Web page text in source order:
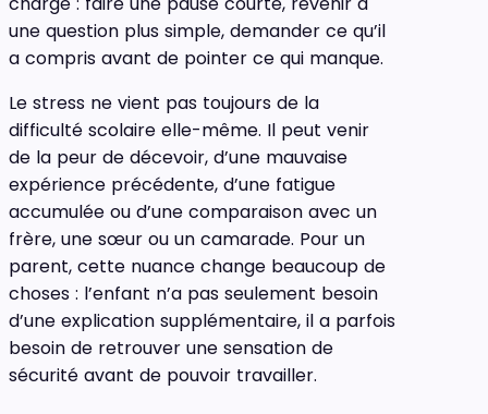
une question plus simple, demander ce qu’il
a compris avant de pointer ce qui manque.
Le stress ne vient pas toujours de la
difficulté scolaire elle-même. Il peut venir
de la peur de décevoir, d’une mauvaise
expérience précédente, d’une fatigue
accumulée ou d’une comparaison avec un
frère, une sœur ou un camarade. Pour un
parent, cette nuance change beaucoup de
choses : l’enfant n’a pas seulement besoin
d’une explication supplémentaire, il a parfois
besoin de retrouver une sensation de
sécurité avant de pouvoir travailler.